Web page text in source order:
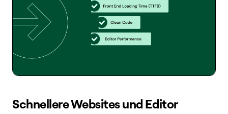
Schnellere Websites und Editor